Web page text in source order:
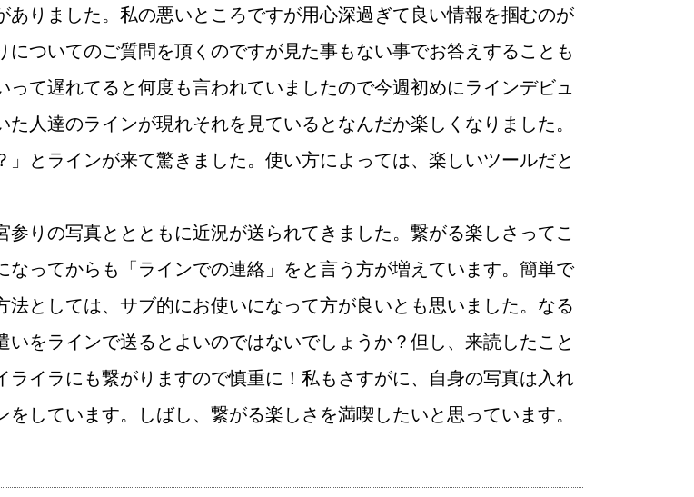
佐世保店
親御様から始める婚活 プラチナ倶楽部
ウィッシュブログ
りました。私の悪いところですが用心深過ぎて良い情報を掴むのが
ついてのご質問を頂くのですが見た事もない事でお答えすることも
て遅れてると何度も言われていましたので今週初めにラインデビュ
人達のラインが現れそれを見ているとなんだか楽しくなりました。
とラインが来て驚きました。使い方によっては、楽しいツールだと
りの写真ととともに近況が送られてきました。繋がる楽しさってこ
ってからも「ラインでの連絡」をと言う方が増えています。簡単で
としては、サブ的にお使いになって方が良いとも思いました。なる
をラインで送るとよいのではないでしょうか？但し、来読したこと
イラにも繋がりますので慎重に！私もさすがに、自身の写真は入れ
しています。しばし、繋がる楽しさを満喫したいと思っています。